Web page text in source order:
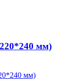
мм)